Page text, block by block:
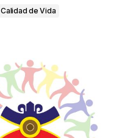
Calidad de Vida